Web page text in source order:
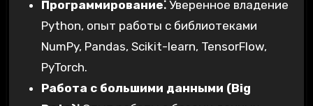
Программирование⁚Уверенное владение
Python, опыт работы с библиотеками
NumPy, Pandas, Scikit-learn, TensorFlow,
PyTorch.
Работа с большими данными (Big